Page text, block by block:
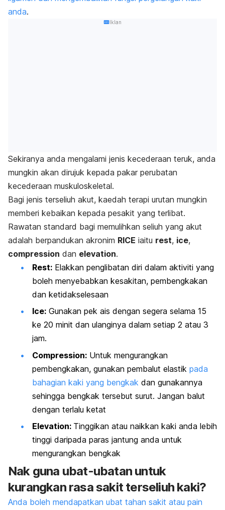
anda.
Iklan
Sekiranya anda mengalami jenis kecederaan teruk, anda
mungkin akan dirujuk kepada pakar perubatan
kecederaan muskuloskeletal.
Bagi jenis terseliuh akut, kaedah terapi urutan mungkin
memberi kebaikan kepada pesakit yang terlibat.
Rawatan standard bagi memulihkan seliuh yang akut
adalah berpandukan akronim RICE iaitu rest, ice,
compression dan elevation.
Rest: Elakkan penglibatan diri dalam aktiviti yang
boleh menyebabkan kesakitan, pembengkakan
dan ketidakselesaan
Ice: Gunakan pek ais dengan segera selama 15
ke 20 minit dan ulanginya dalam setiap 2 atau 3
jam.
Compression: Untuk mengurangkan
pembengkakan, gunakan pembalut elastik pada
bahagian kaki yang bengkak dan gunakannya
sehingga bengkak tersebut surut. Jangan balut
dengan terlalu ketat
Elevation: Tinggikan atau naikkan kaki anda lebih
tinggi daripada paras jantung anda untuk
mengurangkan bengkak
Nak guna ubat-ubatan untuk
kurangkan rasa sakit terseliuh kaki?
Anda boleh mendapatkan ubat tahan sakit atau pain